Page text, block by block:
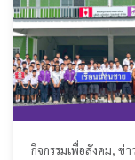
กิจกรรมเพื่อสังคม ข่า